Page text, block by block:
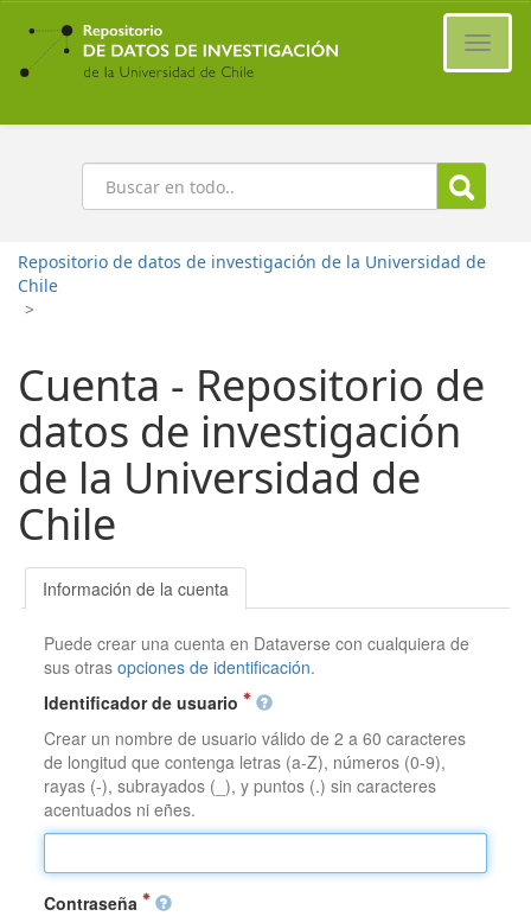
Ir
contenido
principal
Buscar
Repositorio de datos de investigación de la Universidad de
Chile
>
Cuenta - Repositorio de
datos de investigación
de la Universidad de
Chile
Información de la cuenta
Puede crear una cuenta en Dataverse con cualquiera de
sus otrasopciones de identificación.
Identificador de usuario
Crear un nombre de usuario válido de 2 a 60 caracteres
de longitud que contenga letras (a-Z), números (0-9),
rayas (-), subrayados (_), y puntos (.) sin caracteres
acentuados ni eñes.
Contraseña